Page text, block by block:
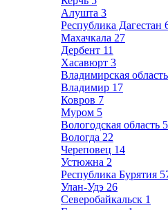
Алушта 3
Республика Дагестан
Махачкала 27
Дербент 11
Хасавюрт 3
Владимирская область
Владимир 17
Ковров 7
Муром 5
Вологодская область
Вологда 22
Череповец 14
Устюжна 2
Республика Бурятия
Улан-Удэ 26
Северобайкальск 1